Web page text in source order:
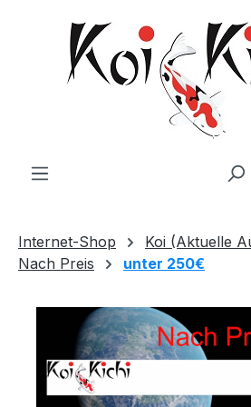
Zum Hauptinhalt springen
Internet-Shop
Koi (Aktuelle
Nach Preis
unter 250€